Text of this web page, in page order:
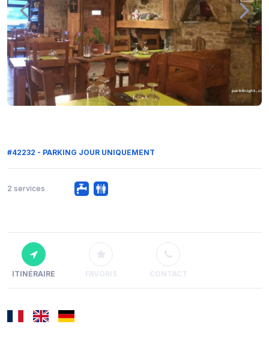
#42232 - PARKING JOUR UNIQUEMENT
2 services
ITINÉRAIRE FAVORIS CONTACT